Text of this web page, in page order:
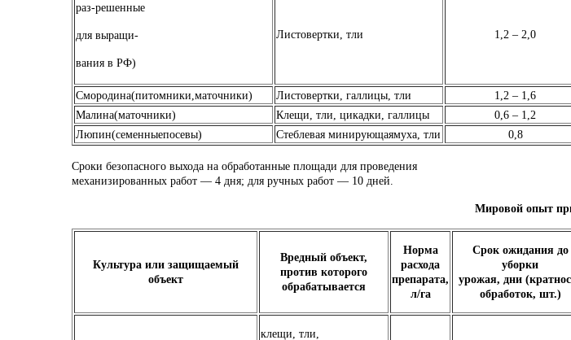
раз-решенные
для выращи-
вания в РФ)
Листовертки, тли 1,2 – 2,0
Смородина(питомники,маточники) Листовертки, галлицы, тли
1,2 – 1,6
Малина(маточники)
Клещи, тли, цикадки, галлицы 0,6 – 1,2
Люпин(семенныепосевы)
Стеблевая минирующаямуха, тли 0,8
Сроки безопасного выхода на обработанные площади для проведения
механизированных работ — 4 дня; для ручных работ — 10 дней.
Мировой опыт
Культура или защищаемый
объект
Вредный объект,
против которого
обрабатывается
Норма
расхода
препарата,
л/га
Срок ожидания до
уборки
урожая, дни
обработок, шт.)
клещи, тли,